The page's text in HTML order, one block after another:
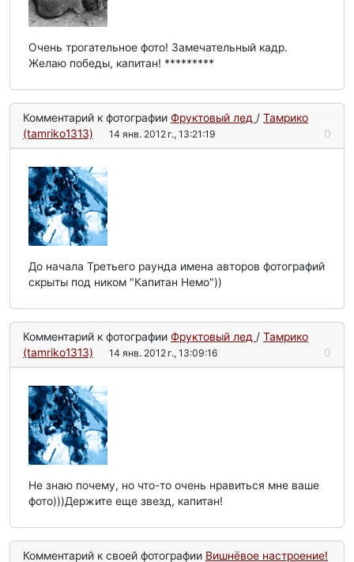
Очень трогательное фото! Замечательный кадр.
Желаю победы, капитан! *********
Комментарий к фотографии Фруктовый лед / Тамрико
(tamriko1313)
14 янв. 2012 г., 13:21:19 0
До начала Третьего раунда имена авторов фотографий
скрыты под ником "Капитан Немо"))
Комментарий к фотографии Фруктовый лед / Тамрико
(tamriko1313)
14 янв. 2012 г., 13:09:16 0
Не знаю почему, но что-то очень нравиться мне ваше
фото)))Держите еще звезд, капитан!
Комментарий к своей фотографии Вишнёвое настроение!